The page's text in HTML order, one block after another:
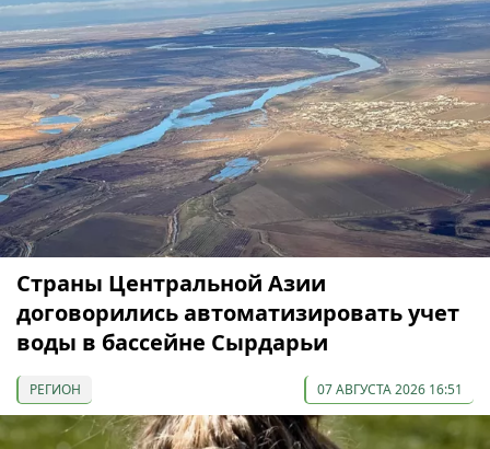
Страны Центральной Азии
договорились автоматизировать учет
воды в бассейне Сырдарьи
РЕГИОН 07 АВГУСТА 2026 16:51